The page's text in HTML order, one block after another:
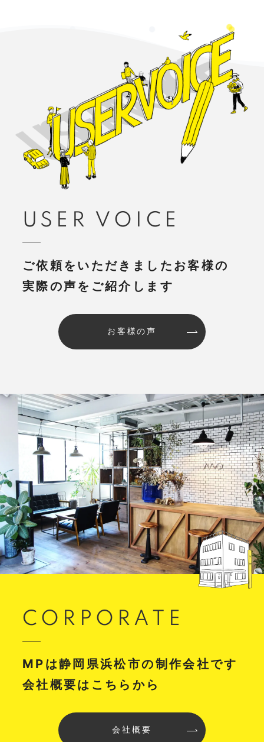
USER VOICE
ご依頼をいただきましたお客様の
実際の声をご紹介します
お客様の声
CORPORATE
MPは静岡県浜松市の制作会社です
会社概要はこちらから
会社概要